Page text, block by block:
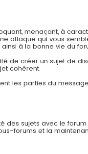
menaçant, à
attaque qui vous
à la bonne vie du
de créer un sujet de
cohérent.
les parties du
des sujets avec le
forums et la